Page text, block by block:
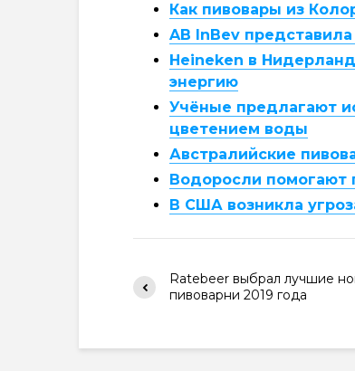
Как пивовары из
AB InBev
Heineken в
энергию
Учёные предлагают
цветением воды
Австралийские
Водоросли помогают
В США возникла
Ratebeer выбрал лучшие
пивоварни 2019 года